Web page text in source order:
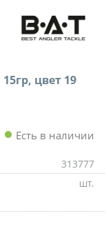
цвет 19
Есть в наличии
313777
шт.